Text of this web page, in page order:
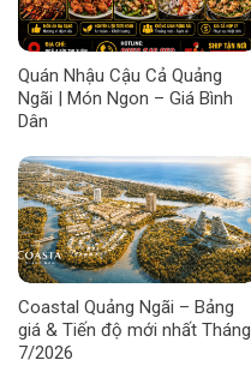
Quán Nhậu Cậu Cả Quảng
Ngãi | Món Ngon – Giá Bình
Dân
Coastal Quảng Ngãi – Bảng
giá & Tiến độ mới nhất Tháng
7/2026